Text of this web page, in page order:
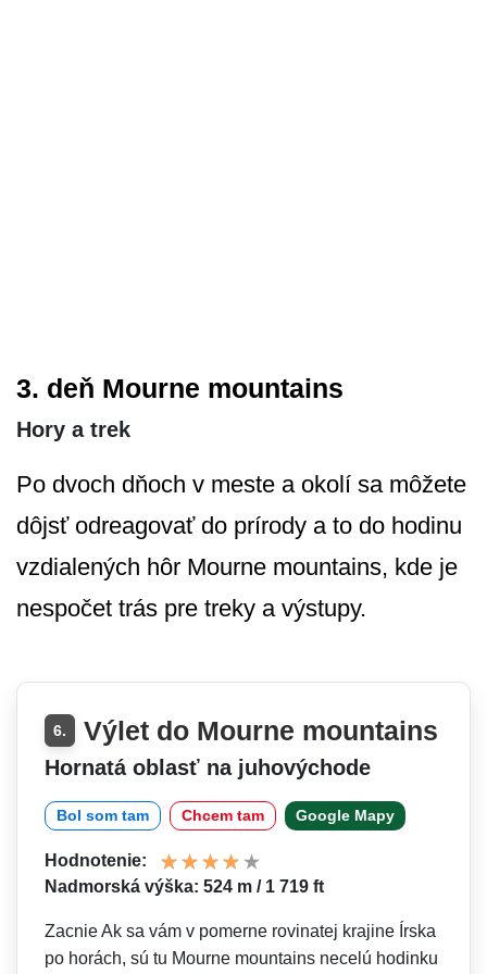
3. deň Mourne mountains
Hory a trek
Po dvoch dňoch v meste a okolí sa môžete
dôjsť odreagovať do prírody a to do hodinu
vzdialených hôr Mourne mountains, kde je
nespočet trás pre treky a výstupy.
6. Výlet do Mourne mountains
Hornatá oblasť na juhovýchode
Bol som tam Chcem tam Google Mapy
Hodnotenie:
Nadmorská výška: 524 m / 1 719 ft
Zacnie Ak sa vám v pomerne rovinatej krajine Írska
po horách, sú tu Mourne mountains necelú hodinku